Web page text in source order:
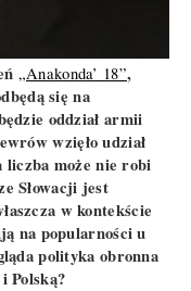
„Anakonda’ 18”,
się na
oddział armii
wzięło udział
liczba może nie robi
Słowacji jest
w kontekście
na popularności u
polityka obronna
Polską?